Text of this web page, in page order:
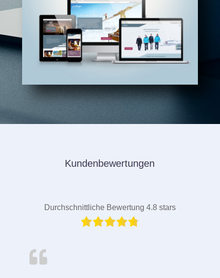
Kundenbewertungen
Durchschnittliche Bewertung 4.8 stars